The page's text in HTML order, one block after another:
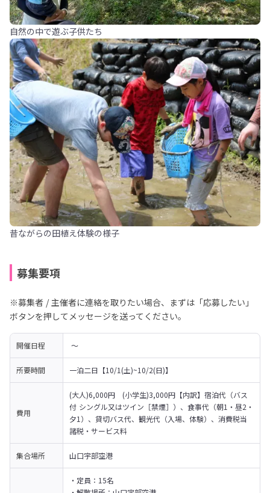
自然の中で遊ぶ子供たち
昔ながらの田植え体験の様子
募集要項
※募集者 / 主催者に連絡を取りたい場合、まずは「応募したい」
ボタンを押してメッセージを送ってください。
開催日程 〜
所要時間 一泊二日【10/1(土)~10/2(日)】
費用
(大人)6,000円　(小学生)3,000円【内訳】宿泊代（バス
付 シングル又はツイン［禁煙］）、食事代（朝1・昼2・
夕1）、貸切バス代、観光代（入場、体験）、消費税当
諸税・サービス料
集合場所 山口宇部空港
・定員：15名